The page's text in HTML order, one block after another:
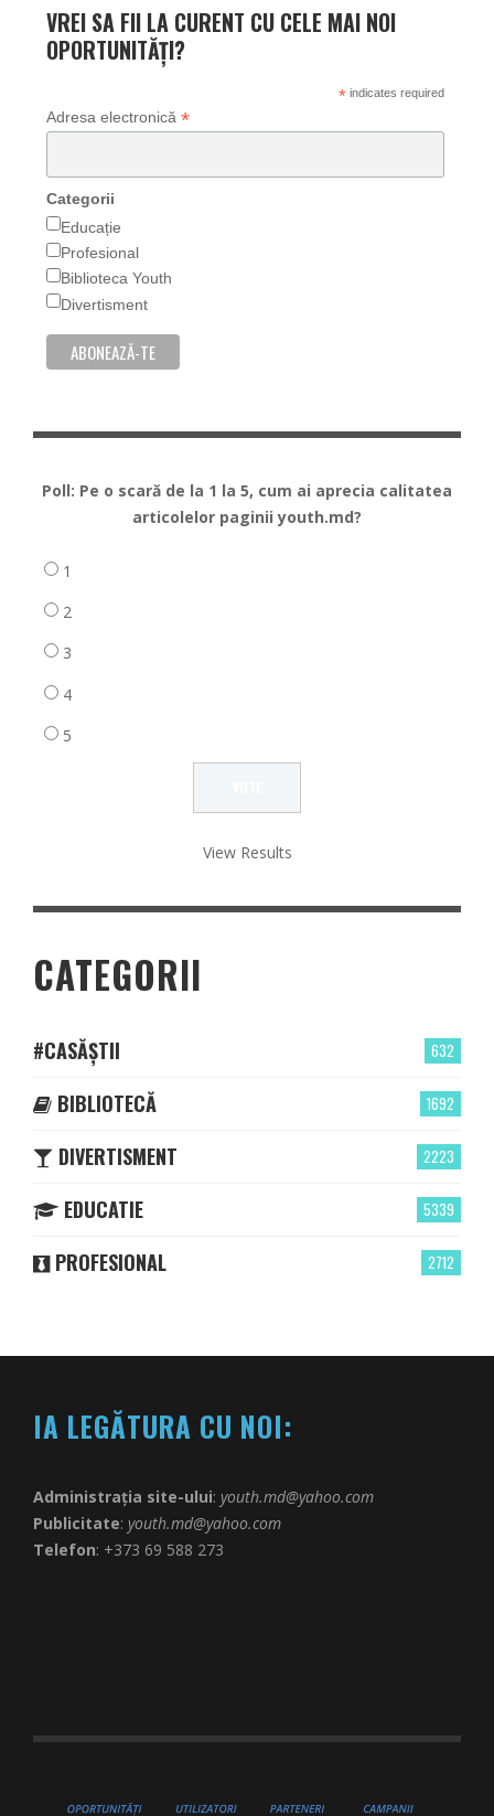
VREI SA FII LA CURENT CU CELE MAI NOI
OPORTUNITĂȚI?
*indicates required
Adresa electronică *
Categorii
Educație
Profesional
Biblioteca Youth
Divertisment
Poll: Pe o scară de la 1 la 5, cum ai aprecia calitatea
articolelor paginii youth.md?
1
2
3
4
5
View Results
CATEGORII
632
#CASĂȘTII
1692
BIBLIOTECĂ
2223
DIVERTISMENT
5339
EDUCATIE
2712
PROFESIONAL
IA LEGĂTURA CU NOI:
Administrația site-ului: youth.md@yahoo.com
Publicitate: youth.md@yahoo.com
Telefon: +373 69 588 273